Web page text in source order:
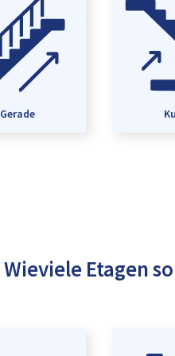
Gerade
Wieviele Etagen